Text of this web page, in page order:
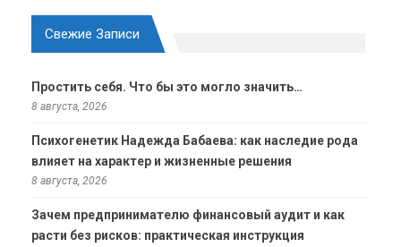
Свежие Записи
Простить себя. Что бы это могло значить…
8 августа, 2026
Психогенетик Надежда Бабаева: как наследие рода
влияет на характер и жизненные решения
8 августа, 2026
Зачем предпринимателю финансовый аудит и как
расти без рисков: практическая инструкция